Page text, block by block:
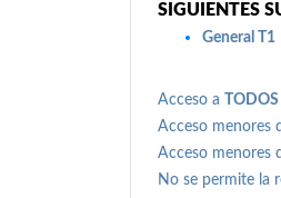
SIGUIENTES
General T1
Acceso a
Acceso menores
Acceso menores
No se permite la